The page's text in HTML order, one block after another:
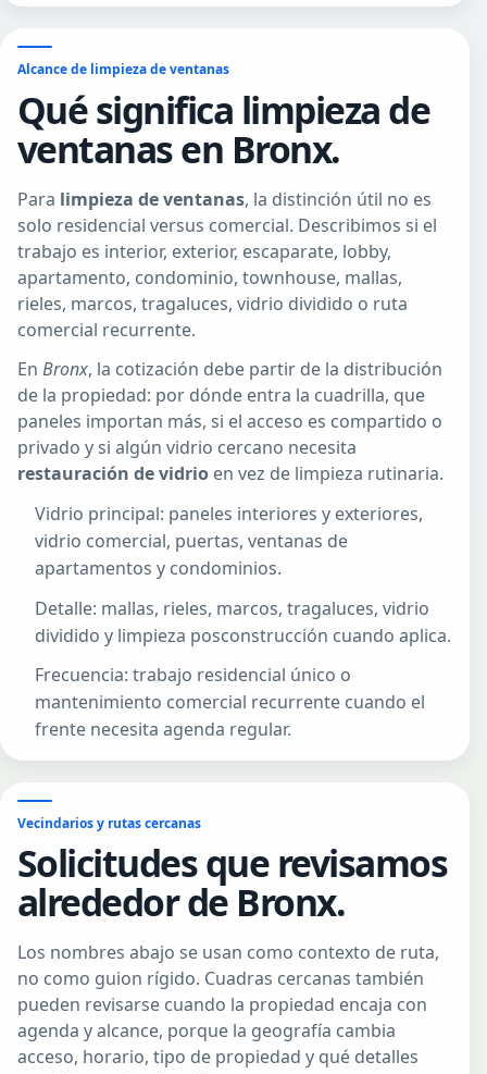
Alcance de limpieza de ventanas
Qué significa limpieza de
ventanas en Bronx.
Para limpieza de ventanas, la distinción útil no es
solo residencial versus comercial. Describimos si el
trabajo es interior, exterior, escaparate, lobby,
apartamento, condominio, townhouse, mallas,
rieles, marcos, tragaluces, vidrio dividido o ruta
comercial recurrente.
En Bronx, la cotización debe partir de la distribución
de la propiedad: por dónde entra la cuadrilla, que
paneles importan más, si el acceso es compartido o
privado y si algún vidrio cercano necesita
restauración de vidrio en vez de limpieza rutinaria.
Vidrio principal: paneles interiores y exteriores,
vidrio comercial, puertas, ventanas de
apartamentos y condominios.
Detalle: mallas, rieles, marcos, tragaluces, vidrio
dividido y limpieza posconstrucción cuando aplica.
Frecuencia: trabajo residencial único o
mantenimiento comercial recurrente cuando el
frente necesita agenda regular.
Vecindarios y rutas cercanas
Solicitudes que revisamos
alrededor de Bronx.
Los nombres abajo se usan como contexto de ruta,
no como guion rígido. Cuadras cercanas también
pueden revisarse cuando la propiedad encaja con
agenda y alcance, porque la geografía cambia
acceso, horario, tipo de propiedad y qué detalles